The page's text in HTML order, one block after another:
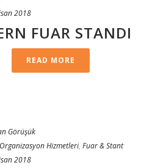
2018
FUAR STANDI
READ MORE
Görüşük
Hizmetleri, Fuar & Stant
2018